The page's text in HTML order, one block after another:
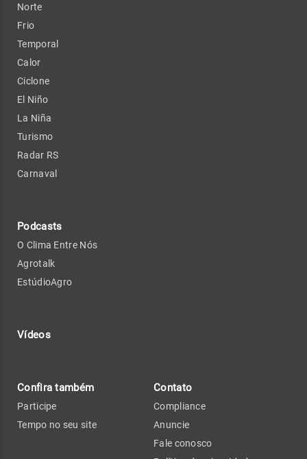
Norte
Frio
Temporal
Calor
Ciclone
El Niño
La Niña
Turismo
Radar RS
Carnaval
Podcasts
O Clima Entre Nós
Agrotalk
EstúdioAgro
Vídeos
Confira também
Participe
Tempo no seu site
Contato
Compliance
Anuncie
Fale conosco